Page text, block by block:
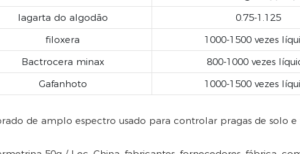
lagarta do algodão 0.75-1.125
filoxera
1000-1500 vezes
Bactrocera minax
800-1000 vezes
Gafanhoto 1000-1500 vezes
de amplo espectro usado para controlar pragas de solo